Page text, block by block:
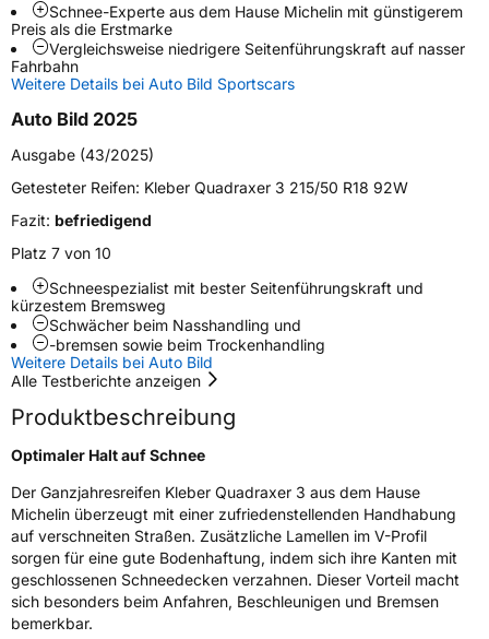
Weitere Eigenschaften
Schlauchtyp TL
ZustandNeureifen
M+SJa
Verstärkt XL
EU Label
EffizienzC
NasshaftungB
Rollgeräusch (Klasse)A
Rollgeräusch (dB) 69
FahrzeugklasseC1
3PMSF / Schneeflockensymbol / Alpine-Symbol
EPREL ID1387957
Schnee-Experte aus dem Hause Michelin mit günstigerem
Preis als die Erstmarke
Vergleichsweise niedrigere Seitenführungskraft auf nasser
Fahrbahn
Weitere Details bei Auto Bild Sportscars
Auto Bild 2025
Ausgabe (43/2025)
Getesteter Reifen: Kleber Quadraxer 3 215/50 R18 92W
Fazit: befriedigend
Platz 7 von 10
Schneespezialist mit bester Seitenführungskraft und
kürzestem Bremsweg
Schwächer beim Nasshandling und
-bremsen sowie beim Trockenhandling
Weitere Details bei Auto Bild
Alle Testberichte anzeigen
Produktbeschreibung
Optimaler Halt auf Schnee
Der Ganzjahresreifen Kleber Quadraxer 3 aus dem Hause
Michelin überzeugt mit einer zufriedenstellenden Handhabung
auf verschneiten Straßen. Zusätzliche Lamellen im V-Profil
sorgen für eine gute Bodenhaftung, indem sich ihre Kanten mit
geschlossenen Schneedecken verzahnen. Dieser Vorteil macht
sich besonders beim Anfahren, Beschleunigen und Bremsen
bemerkbar.